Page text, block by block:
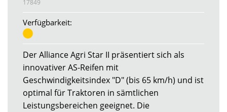
17849
Verfügbarkeit:
Der Alliance Agri Star II präsentiert sich als
innovativer AS-Reifen mit
Geschwindigkeitsindex "D" (bis 65 km/h) und ist
optimal für Traktoren in sämtlichen
Leistungsbereichen geeignet. Die